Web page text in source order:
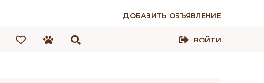
ДОБАВИТЬ ОБЪЯВЛЕНИЕ
ВОЙТИ